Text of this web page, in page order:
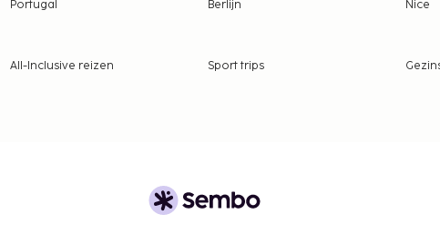
Portugal
Berlijn
Nice
All-Inclusive reizen Sport trips